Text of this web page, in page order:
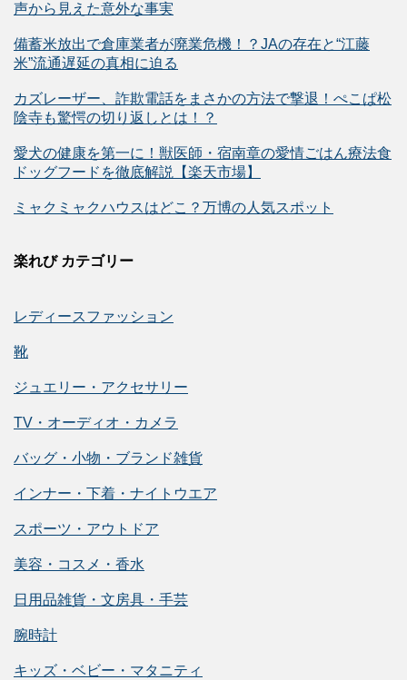
声から見えた意外な事実
備蓄米放出で倉庫業者が廃業危機！？JAの存在と“江藤
米”流通遅延の真相に迫る
カズレーザー、詐欺電話をまさかの方法で撃退！ぺこぱ松
陰寺も驚愕の切り返しとは！？
愛犬の健康を第一に！獣医師・宿南章の愛情ごはん療法食
ドッグフードを徹底解説【楽天市場】
ミャクミャクハウスはどこ？万博の人気スポット
楽れび カテゴリー
レディースファッション
靴
ジュエリー・アクセサリー
TV・オーディオ・カメラ
バッグ・小物・ブランド雑貨
インナー・下着・ナイトウエア
スポーツ・アウトドア
美容・コスメ・香水
日用品雑貨・文房具・手芸
腕時計
キッズ・ベビー・マタニティ